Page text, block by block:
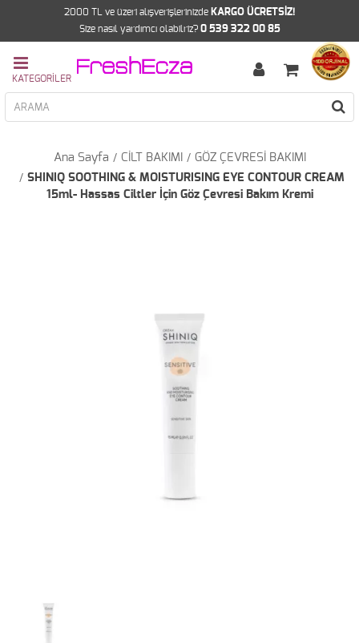
2000 TL ve üzeri alışverişlerinizde KARGO ÜCRETSİZ!
Size nasıl yardımcı olabilriz? 0 539 322 00 85
Ana Sayfa CİLT BAKIMI
GÖZ ÇEVRESİ BAKIMI
SHINIQ SOOTHING & MOISTURISING EYE CONTOUR CREAM
15ml- Hassas Ciltler İçin Göz Çevresi Bakım Kremi